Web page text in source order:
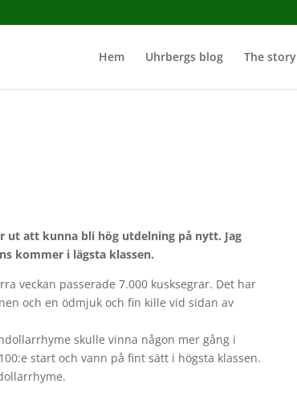
Hem Uhrbergs blog The story
ut att kunna bli hög utdelning på nytt. Jag
kommer i lägsta klassen.
veckan passerade 7.000 kusksegrar. Det har
och en ödmjuk och fin kille vid sidan av
skulle vinna någon mer gång i
start och vann på fint sätt i högsta klassen.